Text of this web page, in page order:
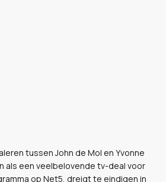
tussen John de Mol en Yvonne
als een veelbelovende tv-deal voor
op Net5, dreigt te eindigen in